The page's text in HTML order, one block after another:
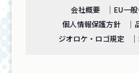
会社概要
EU一
個人情報保護方針
ジオロケ・ロゴ規定